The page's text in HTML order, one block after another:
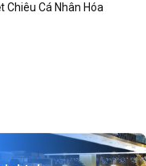
Chiêu Cá Nhân Hóa